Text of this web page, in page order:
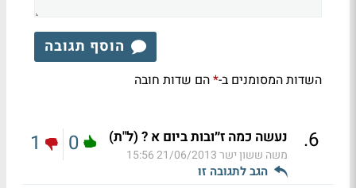
הוסף תגובה
השדות המסומנים ב-*הם שדות חובה
6
. נעשה כמה ז״ובות ביום א ? (ל"ת)
משה ששון ישר21/06/2013 15:56
הגב לתגובה זו
0
1